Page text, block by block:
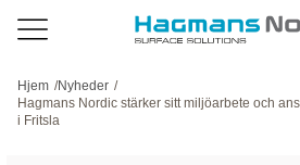
Hjem /Nyheder /
Hagmans Nordic stärker sitt miljöarbete och
i Fritsla